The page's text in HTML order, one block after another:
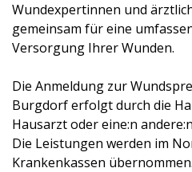
Wundexpertinnen und
gemeinsam für eine
Versorgung Ihrer Wunden.
Die Anmeldung zur
Burgdorf erfolgt durch die
Hausarzt oder eine:n
Die Leistungen werden im
Krankenkassen übernommen.